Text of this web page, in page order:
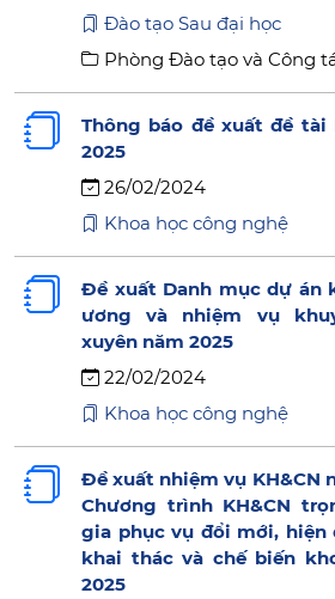
Đào tạo Sau đại học
Phòng Đào tạo và Công
Thông báo đề xuất đề tài
2025
26/02/2024
Khoa học công nghệ
Đề xuất Danh mục dự án
ương và nhiệm vụ
xuyên năm 2025
22/02/2024
Khoa học công nghệ
Đề xuất nhiệm vụ KH&CN
Chương trình KH&CN
gia phục vụ đổi mới, hiện
khai thác và chế biến
2025